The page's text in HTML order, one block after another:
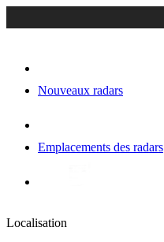
Nouveaux radars
Emplacements des radars
Localisation